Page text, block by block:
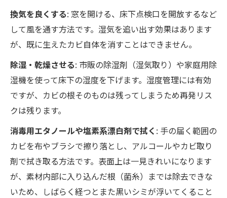
換気を良くする: 窓を開ける、床下点検口を開放するなど
して風を通す方法です。湿気を追い出す効果はあります
が、既に生えたカビ自体を消すことはできません。
除湿・乾燥させる: 市販の除湿剤（湿気取り）や家庭用除
湿機を使って床下の湿度を下げます。湿度管理には有効
ですが、カビの根そのものは残ってしまうため再発リス
クは残ります。
消毒用エタノールや塩素系漂白剤で拭く : 手の届く範囲の
カビを布やブラシで擦り落とし、アルコールやカビ取り
剤で拭き取る方法です。表面上は一見きれいになります
が、素材内部に入り込んだ根（菌糸）までは除去できな
いため、しばらく経つとまた黒いシミが浮いてくること